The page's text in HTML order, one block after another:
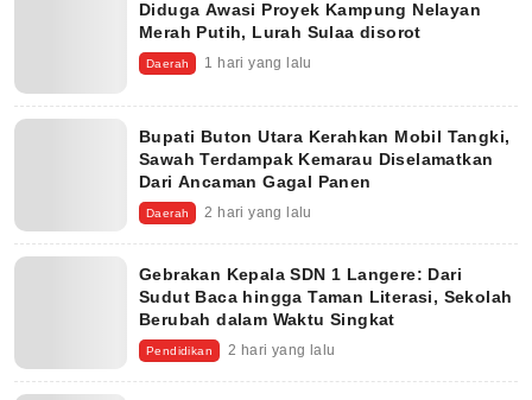
Diduga Awasi Proyek Kampung Nelayan
Merah Putih, Lurah Sulaa disorot
Daerah 1 hari yang lalu
Bupati Buton Utara Kerahkan Mobil Tangki,
Sawah Terdampak Kemarau Diselamatkan
Dari Ancaman Gagal Panen
Daerah 2 hari yang lalu
Gebrakan Kepala SDN 1 Langere: Dari
Sudut Baca hingga Taman Literasi, Sekolah
Berubah dalam Waktu Singkat
Pendidikan 2 hari yang lalu